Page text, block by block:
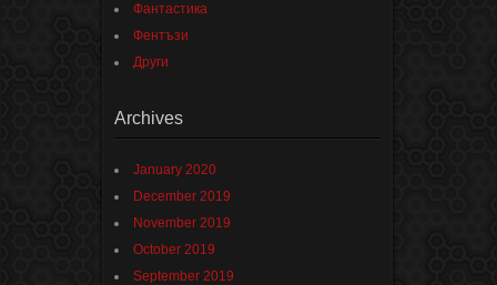
Фантастика
Фентъзи
Други
Archives
January 2020
December 2019
November 2019
October 2019
September 2019